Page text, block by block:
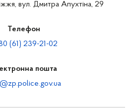
вул. Дмитра Апухтіна, 29
Телефон
(61) 239-21-02
пошта